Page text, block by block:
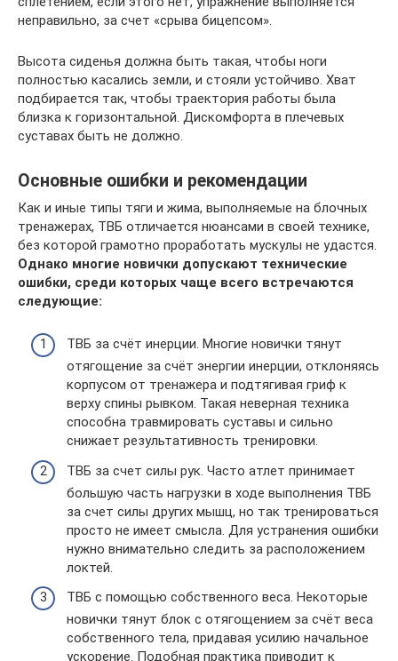
неправильно, за счет «срыва бицепсом».
Высота сиденья должна быть такая, чтобы ноги
полностью касались земли, и стояли устойчиво. Хват
подбирается так, чтобы траектория работы была
близка к горизонтальной. Дискомфорта в плечевых
суставах быть не должно.
Основные ошибки и рекомендации
Как и иные типы тяги и жима, выполняемые на блочных
тренажерах, ТВБ отличается нюансами в своей технике,
без которой грамотно проработать мускулы не удастся.
Однако многие новички допускают технические
ошибки, среди которых чаще всего встречаются
следующие:
ТВБ за счёт инерции. Многие новички тянут
отягощение за счёт энергии инерции, отклоняясь
корпусом от тренажера и подтягивая гриф к
верху спины рывком. Такая неверная техника
способна травмировать суставы и сильно
снижает результативность тренировки.
ТВБ за счет силы рук. Часто атлет принимает
большую часть нагрузки в ходе выполнения ТВБ
за счет силы других мышц, но так тренироваться
просто не имеет смысла. Для устранения ошибки
нужно внимательно следить за расположением
локтей.
ТВБ с помощью собственного веса. Некоторые
новички тянут блок с отягощением за счёт веса
собственного тела, придавая усилию начальное
ускорение. Подобная практика приводит к